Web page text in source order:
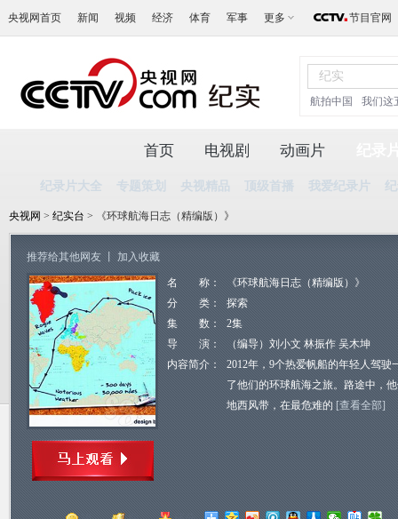
央视网首页 新闻 视频 经济 体育 军事 更多 节目官网
航拍中国 我们这
首页 电视剧 动画片
纪录片大全 专题策划 央视精品 顶级首播 我爱纪录片
央视网 > 纪实台 > 《环球航海日志（精编版）》
推荐给其他网友 加入收藏
名 称：
《环球航海日志（精编版）》
分 类：
探索
集 数：
2集
导 演：
（编导）刘小文 林振作 吴木坤
内容简介：
2012年，9个热爱帆船的年轻人驾
了他们的环球航海之旅。路途中，
地西风带，在最危难的 [查看全部]